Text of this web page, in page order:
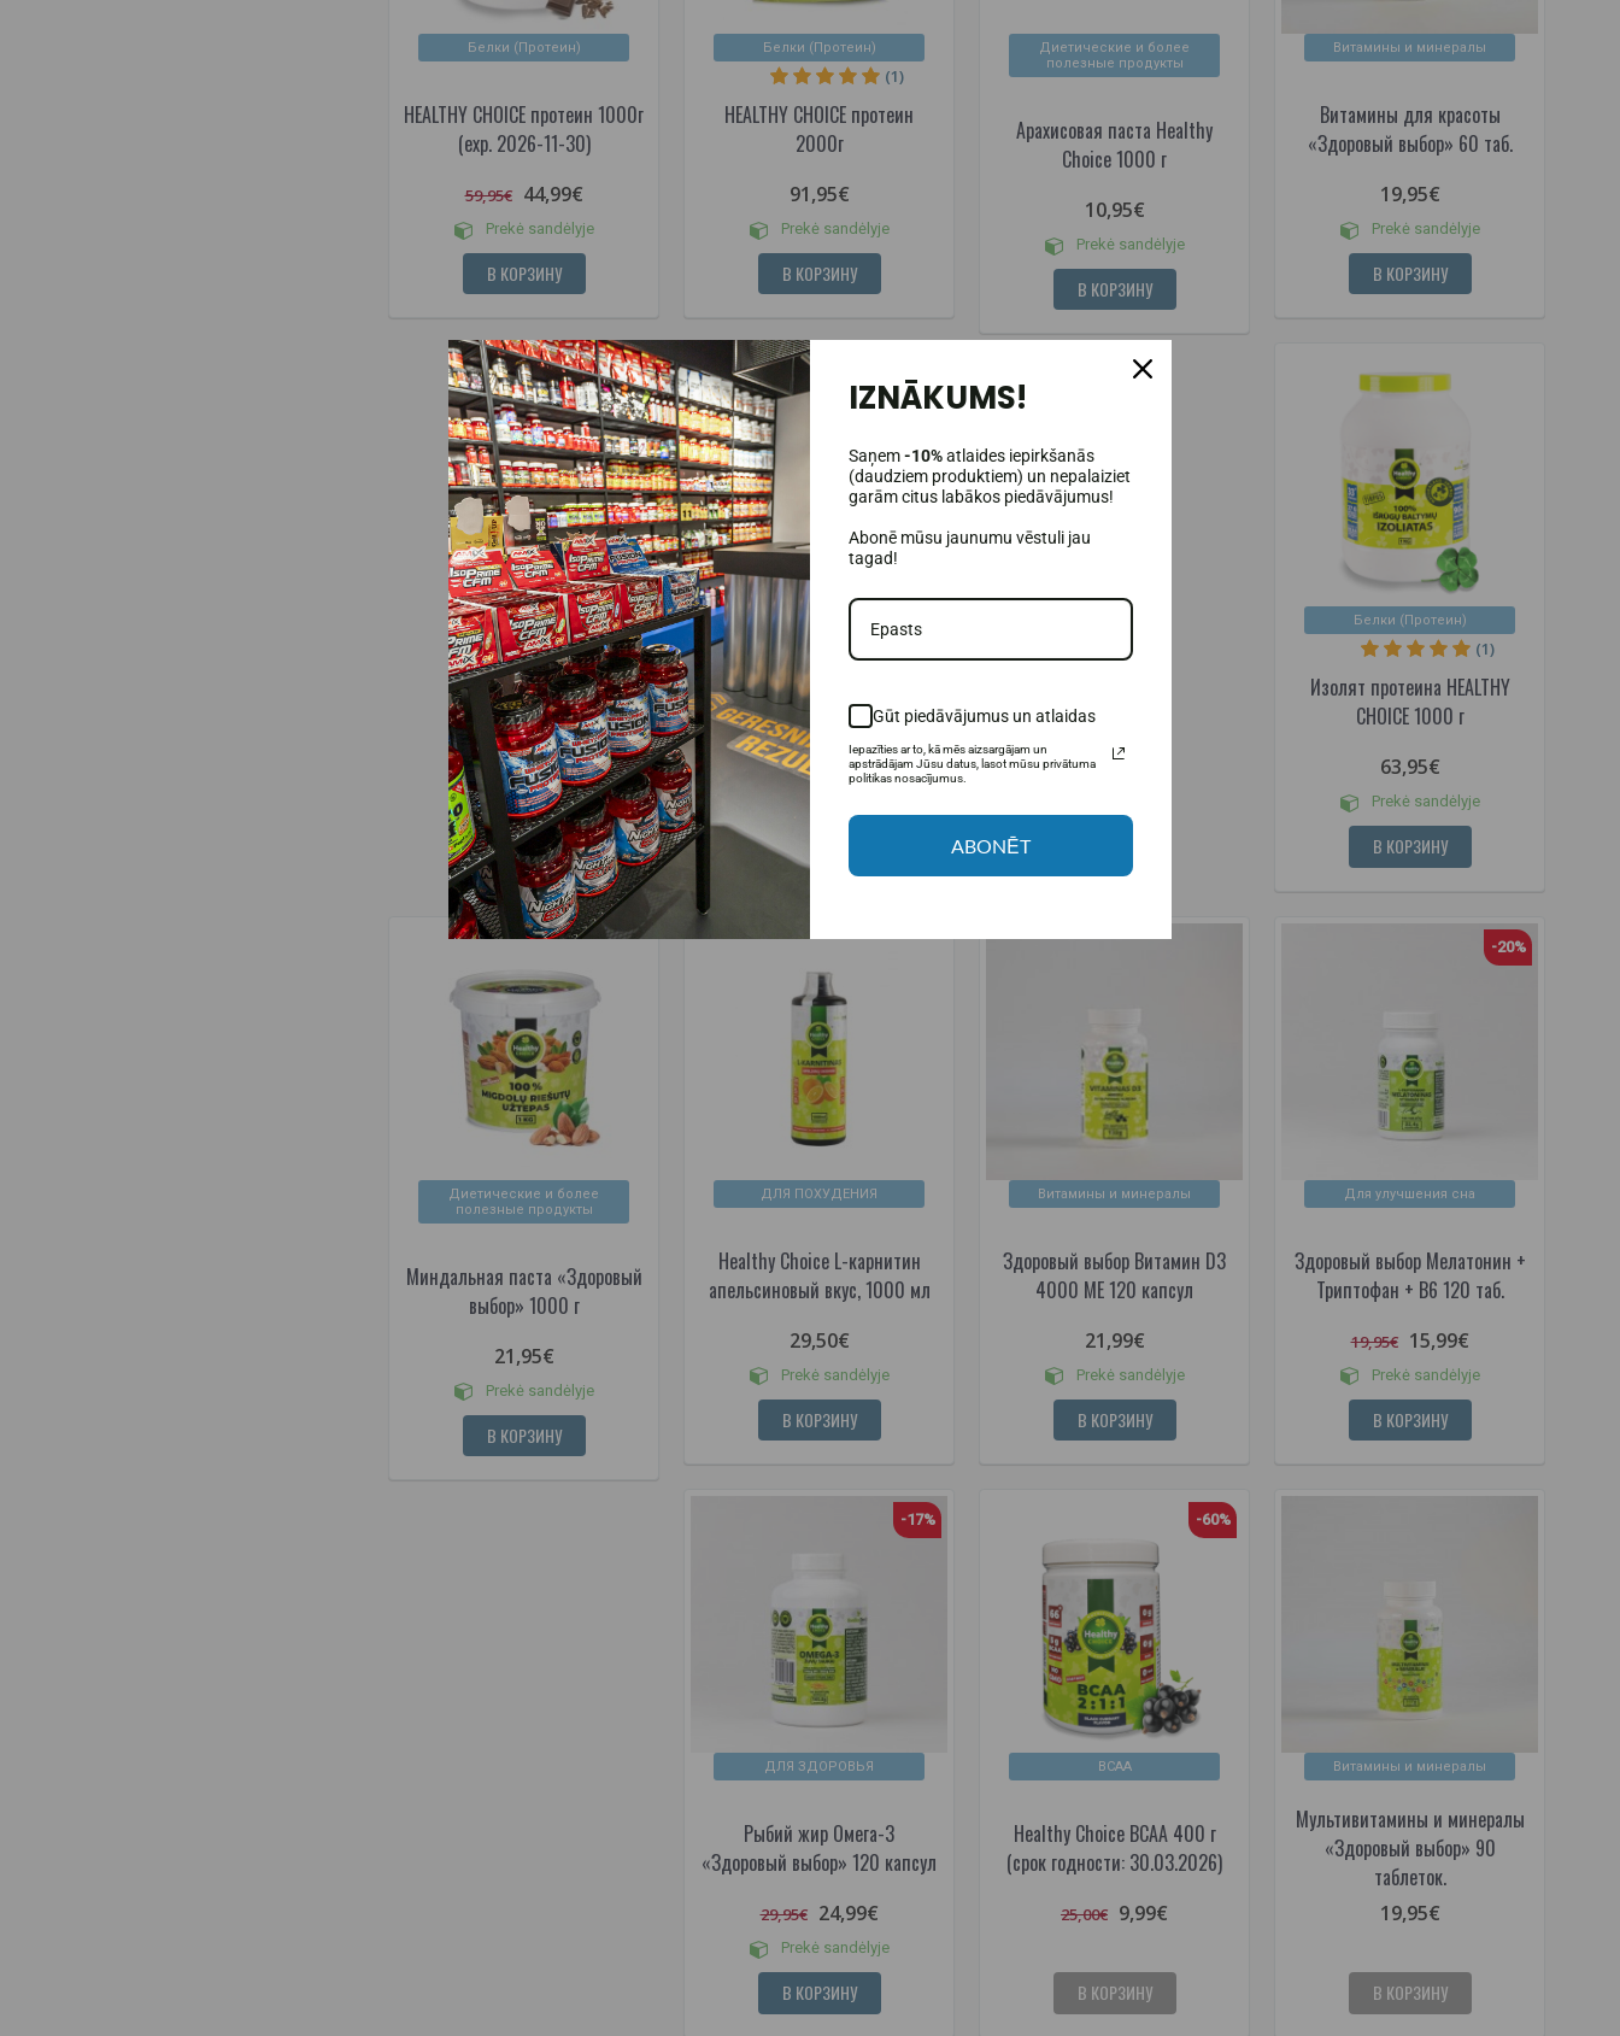
Белки (Протеин)
HEALTHY CHOICE протеин 1000г
(exp. 2026-11-30)
59,95€ 44,99€
Prekė sandėlyje
В КОРЗИНУ
Белки (Протеин)
HEALTHY CHOICE протеин
2000г
(1)
91,95€
Prekė sandėlyje
В КОРЗИНУ
Диетические и более
полезные продукты
Арахисовая паста Healthy
Choice 1000 г
10,95€
Prekė sandėlyje
В КОРЗИНУ
Витамины и минералы
Витамины для красоты
«Здоровый выбор» 60 таб.
19,95€
Prekė sandėlyje
В КОРЗИНУ
Белки (Протеин)
Изолят протеина HEALTHY
CHOICE 1000 г
(1)
63,95€
Prekė sandėlyje
В КОРЗИНУ
Диетические и более
полезные продукты
Миндальная паста «Здоровый
выбор» 1000 г
21,95€
Prekė sandėlyje
В КОРЗИНУ
ДЛЯ ПОХУДЕНИЯ
Healthy Choice L-карнитин
апельсиновый вкус, 1000 мл
29,50€
Prekė sandėlyje
В КОРЗИНУ
Витамины и минералы
Здоровый выбор Витамин D3
4000 МЕ 120 капсул
21,99€
Prekė sandėlyje
В КОРЗИНУ
Для улучшения сна
-20%
Здоровый выбор Мелатонин +
Триптофан + B6 120 таб.
19,95€ 15,99€
Prekė sandėlyje
В КОРЗИНУ
ДЛЯ ЗДОРОВЬЯ
-17%
Рыбий жир Омега-3
«Здоровый выбор» 120 капсул
29,95€ 24,99€
Prekė sandėlyje
В КОРЗИНУ
BCAA
-60%
Healthy Choice BCAA 400 г
(срок годности: 30.03.2026)
25,00€ 9,99€
В КОРЗИНУ
Витамины и минералы
Мультивитамины и минералы
«Здоровый выбор» 90
таблеток.
19,95€
В КОРЗИНУ
IZNĀKUMS!
Saņem-10%atlaides iepirkšanās
(daudziem produktiem) un nepalaiziet
garām citus labākos piedāvājumus!
Abonē mūsu jaunumu vēstuli jau
tagad!
Gūt piedāvājumus un atlaidas
Iepazīties ar to, kā mēs aizsargājam un
apstrādājam Jūsu datus, lasot mūsu privātuma
politikas nosacījumus.
ABONĒT